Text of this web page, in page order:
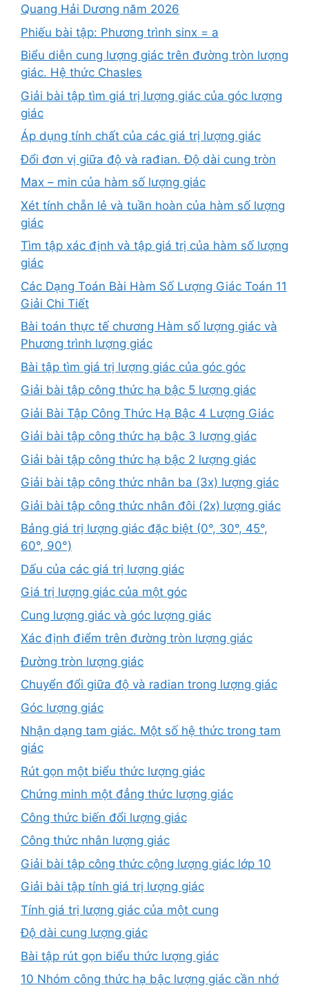
Quang Hải Dương năm 2026
Phiếu bài tập: Phương trình sinx = a
Biểu diễn cung lượng giác trên đường tròn lượng
giác. Hệ thức Chasles
Giải bài tập tìm giá trị lượng giác của góc lượng
giác
Áp dụng tính chất của các giá trị lượng giác
Đổi đơn vị giữa độ và rađian. Độ dài cung tròn
Max – min của hàm số lượng giác
Xét tính chẵn lẻ và tuần hoàn của hàm số lượng
giác
Tìm tập xác định và tập giá trị của hàm số lượng
giác
Các Dạng Toán Bài Hàm Số Lượng Giác Toán 11
Giải Chi Tiết
Bài toán thực tế chương Hàm số lượng giác và
Phương trình lượng giác
Bài tập tìm giá trị lượng giác của góc góc
Giải bài tập công thức hạ bậc 5 lượng giác
Giải Bài Tập Công Thức Hạ Bậc 4 Lượng Giác
Giải bài tập công thức hạ bậc 3 lượng giác
Giải bài tập công thức hạ bậc 2 lượng giác
Giải bài tập công thức nhân ba (3x) lượng giác
Giải bài tập công thức nhân đôi (2x) lượng giác
Bảng giá trị lượng giác đặc biệt (0°, 30°, 45°,
60°, 90°)
Dấu của các giá trị lượng giác
Giá trị lượng giác của một góc
Cung lượng giác và góc lượng giác
Xác định điểm trên đường tròn lượng giác
Đường tròn lượng giác
Chuyển đổi giữa độ và radian trong lượng giác
Góc lượng giác
Nhận dạng tam giác. Một số hệ thức trong tam
giác
Rút gọn một biểu thức lượng giác
Chứng minh một đẳng thức lượng giác
Công thức biến đổi lượng giác
Công thức nhân lượng giác
Giải bài tập công thức cộng lượng giác lớp 10
Giải bài tập tính giá trị lượng giác
Tính giá trị lượng giác của một cung
Độ dài cung lượng giác
Bài tập rút gọn biểu thức lượng giác
10 Nhóm công thức hạ bậc lượng giác cần nhớ